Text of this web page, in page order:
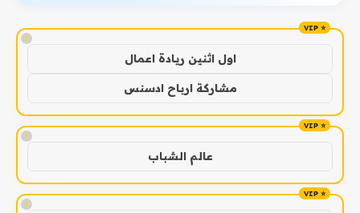
!
اول اثنين ريادة اعمال
مشاركة ارباح ادسنس
!
عالم الشباب
!